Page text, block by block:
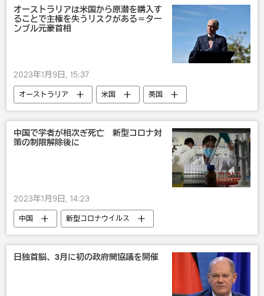
オーストラリアは米国から原潜を購入す
ることで主権を失うリスクがある＝ター
ンブル元豪首相
2023年1月9日, 15:37
オーストラリア 米国
英国
政治
中国で学者が相次ぎ死亡 新型コロナ対
策の制限解除後に
2023年1月9日, 14:23
中国
新型コロナウイルス
新型コロナウイルス
日独首脳、3月に初の政府間協議を開催